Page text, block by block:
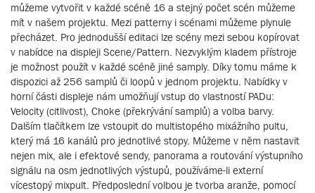
můžeme vytvořit v každé scéně 16 a stejný počet scén můžeme
mít v našem projektu. Mezi patterny i scénami můžeme plynule
přecházet. Pro jednodušší editaci lze scény mezi sebou kopírovat
v nabídce na displeji Scene/Pattern. Nezvyklým kladem přístroje
je možnost použít v každé scéně jiné samply. Díky tomu máme k
dispozici až 256 samplů či loopů v jednom projektu. Nabídky v
horní části displeje nám umožňují vstup do vlastností PADu:
Velocity (citlivost), Choke (překrývání samplů) a volba barvy.
Dalším tlačítkem lze vstoupit do multistopého mixážního pultu,
který má 16 kanálů pro jednotlivé stopy. Můžeme v něm nastavit
nejen mix, ale i efektové sendy, panorama a routování výstupního
signálu na osm jednotlivých výstupů, používáme-li externí
vícestopý mixpult. Předposlední volbou je tvorba aranže, pomocí